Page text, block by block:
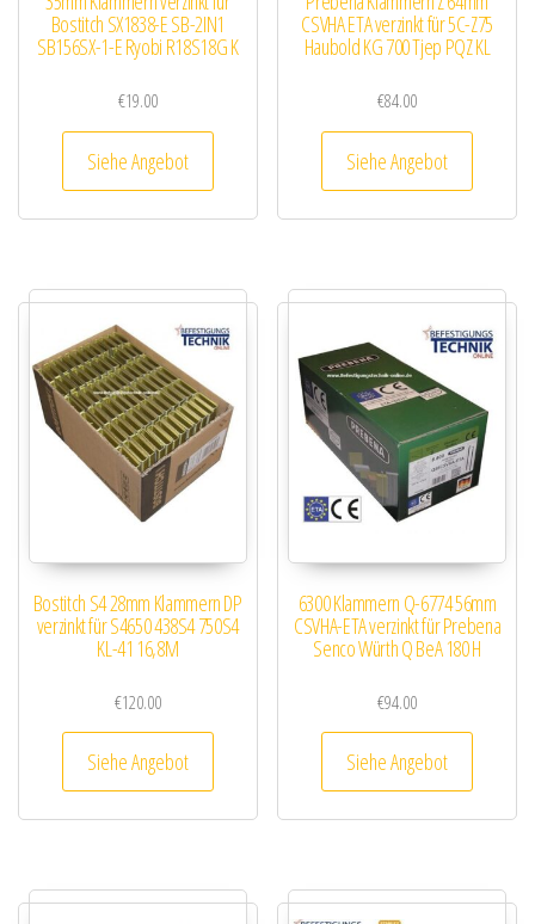
Bostitch SX1838-E SB-2IN1
SB156SX-1-E Ryobi R18S18G K
€19.00
Siehe Angebot
CSVHA ETA verzinkt für 5C-Z75
Haubold KG 700 Tjep PQZ KL
€84.00
Siehe Angebot
Bostitch S4 28mm Klammern DP
verzinkt für S4650 438S4 750S4
KL-41 16,8M
€120.00
Siehe Angebot
6300 Klammern Q-6774 56mm
CSVHA-ETA verzinkt für Prebena
Senco Würth Q BeA 180 H
€94.00
Siehe Angebot